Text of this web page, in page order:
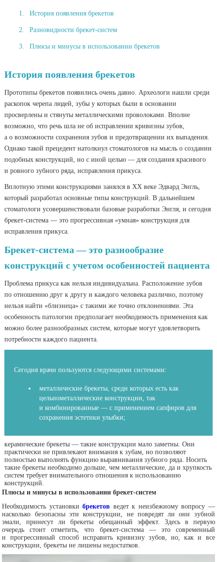
История появления брекетов
Разновидности брекет-систем
Плюсы и минусы в использовании брекетов
История появления брекетов
Прототипы брекетов появились очень давно. Археологи нашли среди
раскопок черепа людей, зубы у которых были в основании
просверлены и стянуты металлическими проволоками. Вполне
возможно, что речь шла не об исправлении кривизны зубов,
а о возможности сохранения зубов и предотвращении их выпадения.
Однако такой прецедент натолкнул стоматологов на мысль о создании
подобных конструкций, но с иной целью — для создания красивого
и ровного зубного ряда, исправления прикуса.
Вплотную этими конструкциями занялся в ХХ веке Эдвард Энгль,
который разработал основные типы конструкций. В дальнейшем
стоматологи усовершенствовали базовые разработки Энгля, и сегодня
брекет-система — это прогрессивная «умная» конструкция для
исправления прикуса.
Брекет-система — это разнообразие
конструкций с учетом особенностей пациента
Проблема прикуса как нельзя индивидуальна. Расположение зубов
по отношению друг к другу и каждого человека различно, поэтому
нельзя найти «близнеца» с такими же точно отклонениями. Эта
особенность патологии предполагает необходимость применения как
можно более разнообразных систем, которые могут удовлетворить
потребности каждого пациента.
Сегодня врачи пользуются следующими системами:
металлические брекеты, среди которых есть как
цельнометаллические конструкции, так
и комбинированные — с применением сапфиров для
сохранения эстетики улыбки;
керамические брекеты — такие конструкции мало заметны. Они
практически не привлекают внимания к зубам, но позволяют
полностью выполнять функцию выравнивания зубного ряда. Носить
такие брекеты необходимо дольше, чем металлические, да и хрупкость
систем требует внимательного отношения к использованию
конструкций.
Плюсы и минусы в использовании брекет-систем
Необходимость установкибрекетов ведет к неизбежному вопросу —
насколько безопасны эти конструкции, не повредят ли они зубной
эмали, принесут ли брекеты обещанный эффект. Здесь в первую
очередь стоит отметить, что брекет-система — это современный
и прогрессивный способ исправить кривизну зубов, но, как и все
конструкции, брекеты не лишены недостатков.